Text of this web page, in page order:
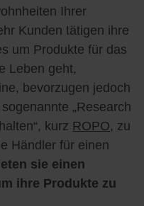
Ihrer
Kunden tätigen ihre
um Produkte für das
Leben geht,
bevorzugen jedoch
„Research
kurz ROPO, zu
Händler für einen
sie einen
ihre Produkte zu